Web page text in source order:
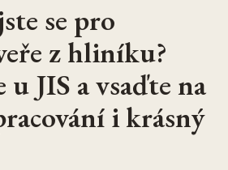
se pro
z hliníku?
JIS a vsaďte na
i krásný